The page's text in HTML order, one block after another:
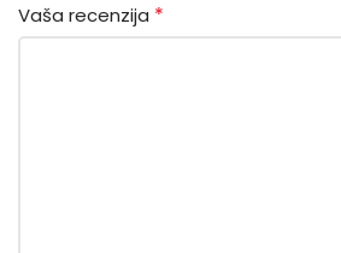
Vaša recenzija *